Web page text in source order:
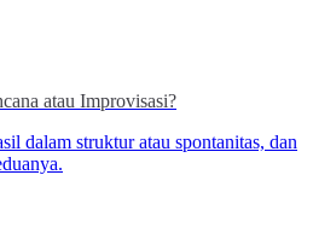
atau Improvisasi?
dalam struktur atau spontanitas, dan